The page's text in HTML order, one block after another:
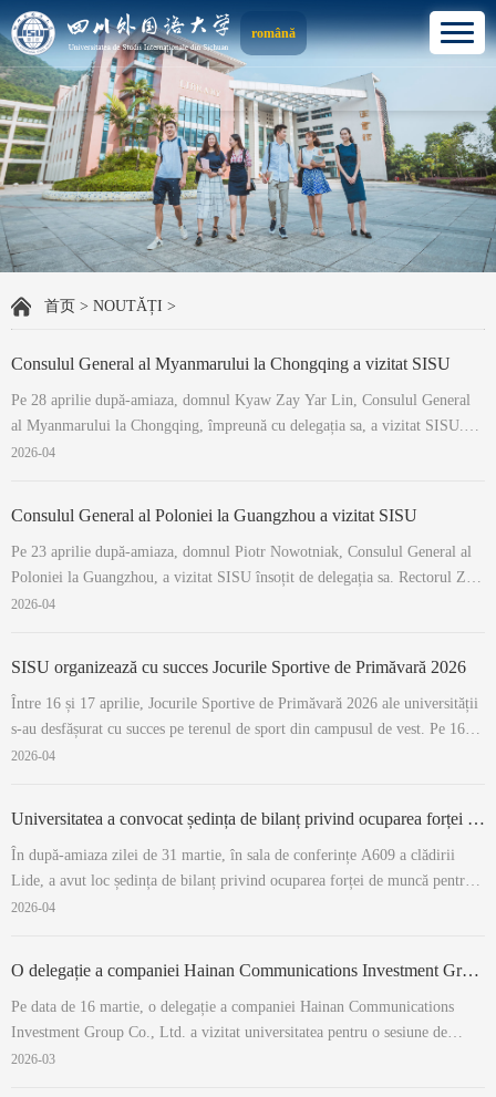
română
首页 > NOUTĂȚI >
Consulul General al Myanmarului la Chongqing a vizitat SISU
Pe 28 aprilie după-amiaza, domnul Kyaw Zay Yar Lin, Consulul General
al Myanmarului la Chongqing, împreună cu delegația sa, a vizitat SISU.
Rectorul Zhu Chaowei a primit oaspeții. Rectorul Zhu Chaowei a adresat o
2026-04
Consulul General al Poloniei la Guangzhou a vizitat SISU
Pe 23 aprilie după-amiaza, domnul Piotr Nowotniak, Consulul General al
Poloniei la Guangzhou, a vizitat SISU însoțit de delegația sa. Rectorul Zhu
Chaowei a primit oaspeții. Rectorul Zhu Chaowei a adresat o călduroasă
2026-04
SISU organizează cu succes Jocurile Sportive de Primăvară 2026
Între 16 și 17 aprilie, Jocurile Sportive de Primăvară 2026 ale universității
s-au desfășurat cu succes pe terenul de sport din campusul de vest. Pe 16
aprilie dimineața, ceremonia de deschidere a Jocurilor Sportive de
2026-04
Universitatea a convocat ședința de bilanț privind ocuparea forței de muncă pentru absolvenții promoției 2025 și de promovare a activităților de admitere și angajare pentru anul 2026
În după-amiaza zilei de 31 martie, în sala de conferințe A609 a clădirii
Lide, a avut loc ședința de bilanț privind ocuparea forței de muncă pentru
absolvenții promoției 2025 și de promovare a activităților de admitere și
2026-04
O delegație a companiei Hainan Communications Investment Group a vizitat SISU pentru o întâlnire de schimb de experiență și discuții
Pe data de 16 martie, o delegație a companiei Hainan Communications
Investment Group Co., Ltd. a vizitat universitatea pentru o sesiune de
discuții și schimb de experiență. Liu Sifang, secretarul Comitetului de
2026-03